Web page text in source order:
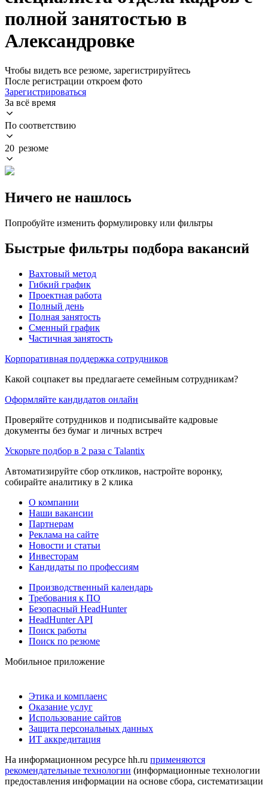
полной занятостью в
Александровке
Чтобы видеть все резюме, зарегистрируйтесь
После регистрации откроем фото
Зарегистрироваться
За всё время
По соответствию
20 резюме
Ничего не нашлось
Попробуйте изменить формулировку или фильтры
Быстрые фильтры подбора вакансий
Вахтовый метод
Гибкий график
Проектная работа
Полный день
Полная занятость
Сменный график
Частичная занятость
Корпоративная поддержка сотрудников
Какой соцпакет вы предлагаете семейным сотрудникам?
Оформляйте кандидатов онлайн
Проверяйте сотрудников и подписывайте кадровые
документы без бумаг и личных встреч
Ускорьте подбор в 2 раза с Talantix
Автоматизируйте сбор откликов, настройте воронку,
собирайте аналитику в 2 клика
О компании
Наши вакансии
Партнерам
Реклама на сайте
Новости и статьи
Инвесторам
Кандидаты по профессиям
Производственный календарь
Требования к ПО
Безопасный HeadHunter
HeadHunter API
Поиск работы
Поиск по резюме
Мобильное приложение
Этика и комплаенс
Оказание услуг
Использование сайтов
Защита персональных данных
ИТ аккредитация
На информационном ресурсе hh.ru применяются
рекомендательные технологии (информационные технологии
предоставления информации на основе сбора, систематизации